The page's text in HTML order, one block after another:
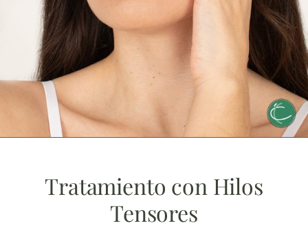
Tratamiento con Hilos
Tensores